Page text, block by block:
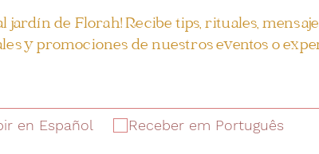
jardín de Florah! Recibe tips, rituales,
y promociones de nuestros eventos o
en Español Receber em Português